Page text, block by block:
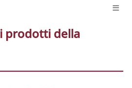
prodotti della